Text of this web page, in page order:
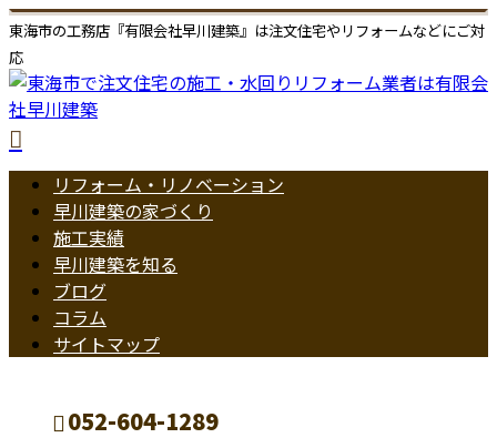
東海市の工務店『有限会社早川建築』は注文住宅やリフォームなどにご対
応
リフォーム・リノベーション
早川建築の家づくり
施工実績
早川建築を知る
ブログ
コラム
サイトマップ
052-604-1289